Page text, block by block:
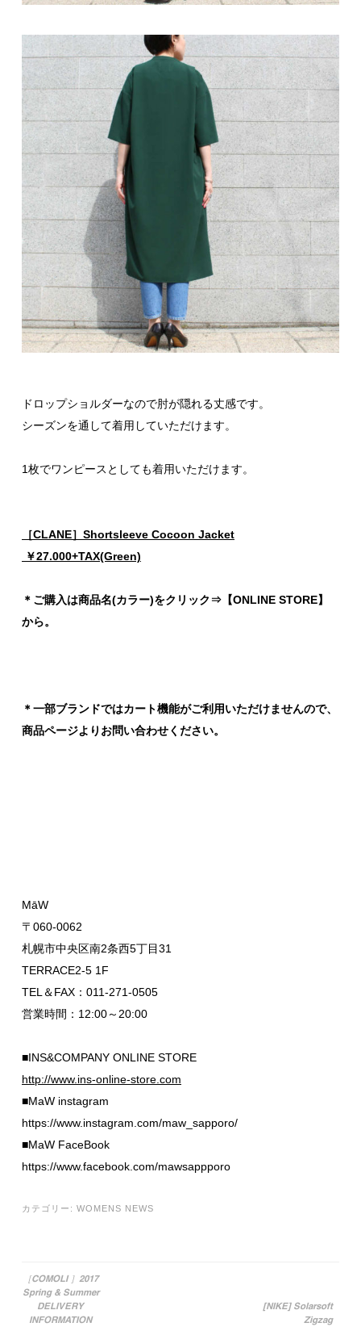
ドロップショルダーなので肘が隠れる丈感です。
シーズンを通して着用していただけます。
1枚でワンピースとしても着用いただけます。
［CLANE］Shortsleeve Cocoon Jacket
￥27.000+TAX(Green)
＊ご購入は商品名(カラー)をクリック⇒【ONLINE STORE】
から。
＊一部ブランドではカート機能がご利用いただけませんので、
商品ページよりお問い合わせください。
MāW
〒060-0062
札幌市中央区南2条西5丁目31
TERRACE2-5 1F
TEL＆FAX：011-271-0505
営業時間：12:00～20:00
■INS&COMPANY ONLINE STORE
http://www.ins-online-store.com
■MaW instagram
https://www.instagram.com/maw_sapporo/
■MaW FaceBook
https://www.facebook.com/mawsappporo
カテゴリー: WOMENS NEWS
投稿ナビゲーション
［COMOLI ］2017
Spring & Summer
DELIVERY
INFORMATION
[NIKE] Solarsoft
Zigzag